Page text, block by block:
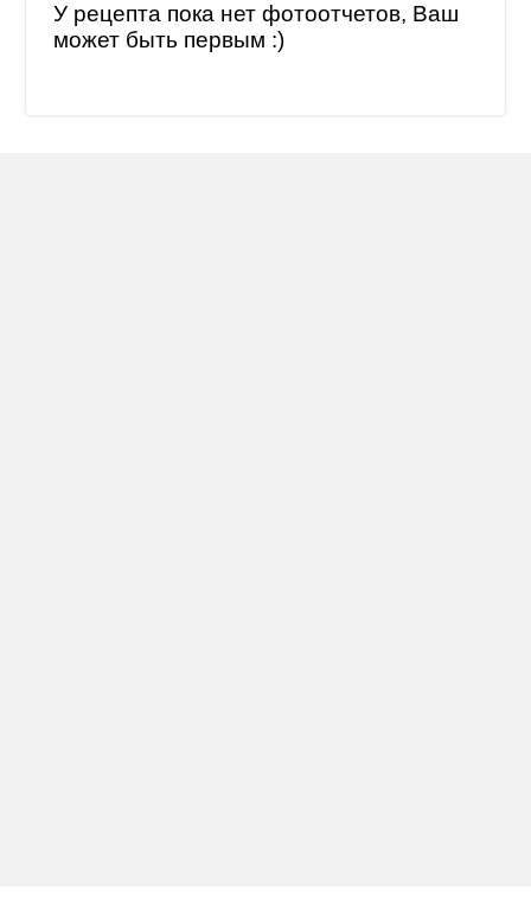
У рецепта пока нет фотоотчетов, Ваш
может быть первым :)